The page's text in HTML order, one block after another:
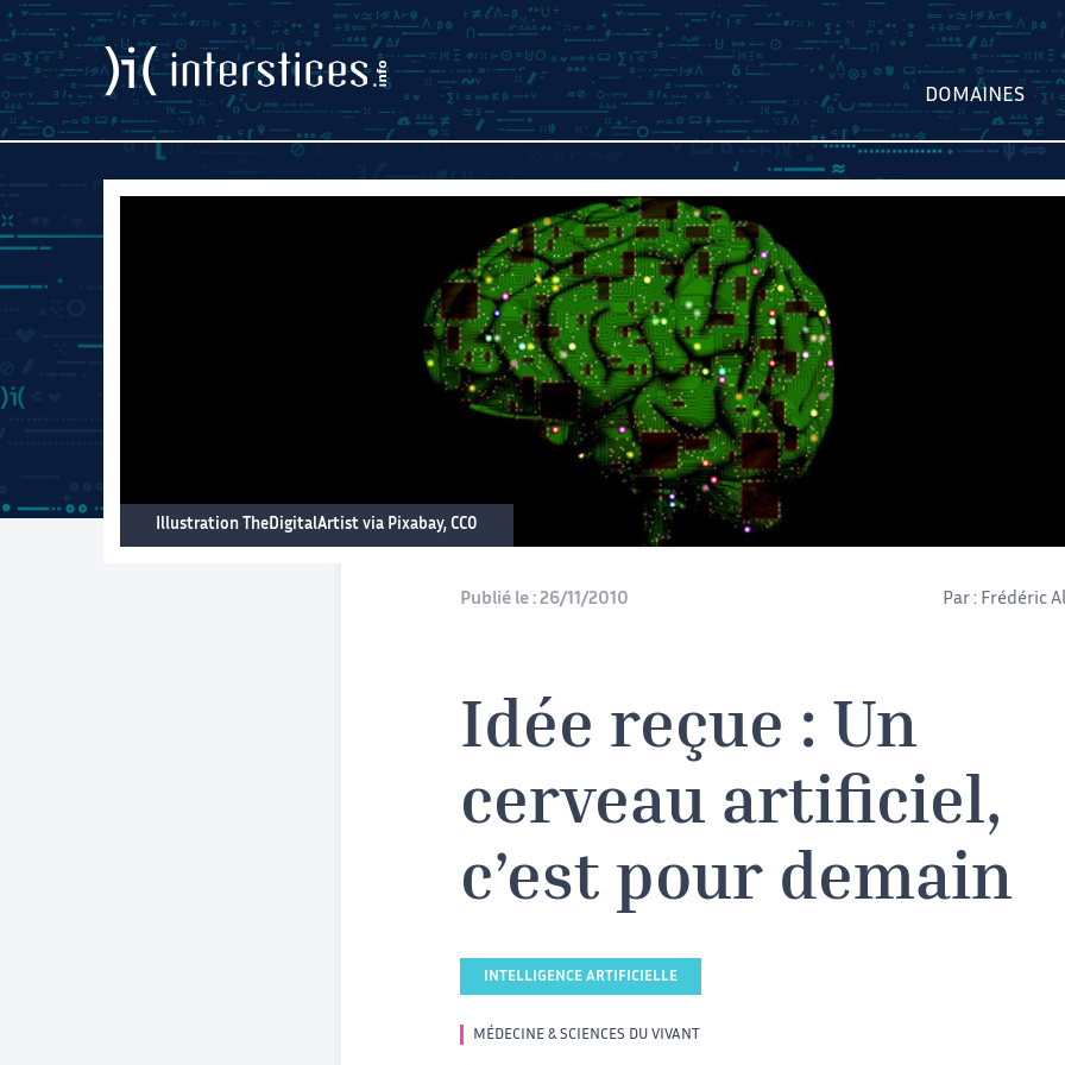
DOMAINES
Illustration TheDigitalArtist via Pixabay, CC0
Publié le : 26/11/2010 Par : Frédéric
Idée reçue : Un
cerveau artificiel,
c’est pour demain
INTELLIGENCE ARTIFICIELLE
MÉDECINE & SCIENCES DU VIVANT